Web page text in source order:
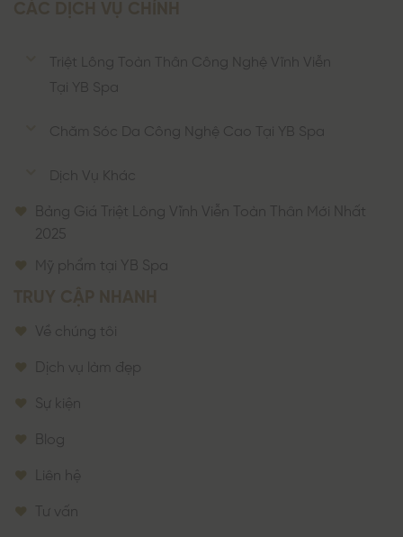
Triệt Lông Toàn Thân Công Nghệ Vĩnh Viễn
Tại YB Spa
Chăm Sóc Da Công Nghệ Cao Tại YB Spa
Dịch Vụ Khác
Bảng Giá Triệt Lông Vĩnh Viễn Toàn Thân Mới Nhất
2025
Mỹ phẩm tại YB Spa
Về chúng tôi
Dịch vụ làm đẹp
Sự kiện
Blog
Liên hệ
Tư vấn